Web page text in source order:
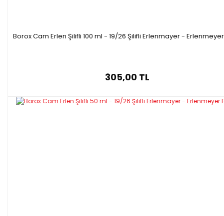
Borox Cam Erlen Şilifli 100 ml - 19/26 Şilifli Erlenmayer -
305,00 TL